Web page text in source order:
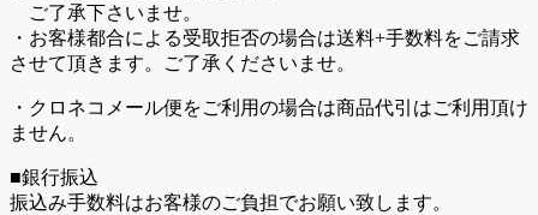
ご了承下さいませ。
・お客様都合による受取拒否の場合は送料+手数料をご請求
させて頂きます。ご了承くださいませ。
・クロネコメール便をご利用の場合は商品代引はご利用頂け
ません。
■銀行振込
振込み手数料はお客様のご負担でお願い致します。